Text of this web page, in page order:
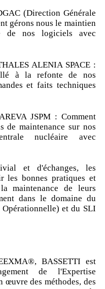
(Direction Générale
gérons nous le maintien
de nos logiciels avec
ALENIA SPACE :
à la refonte de nos
et faits techniques
JSPM : Comment
de maintenance sur nos
nucléaire avec
et d'échanges, les
les bonnes pratiques et
maintenance de leurs
dans le domaine du
et du SLI
BASSETTI est
de l'Expertise
œuvre des méthodes, des